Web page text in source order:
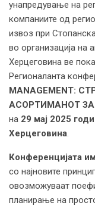
унапредување на
компаниите од
извоз при
во организација на
Херцеговина ве
Регионаланта
MANAGEMENT:
АСОРТИМАНОТ
на 29 мај 2025
Херцеговина.
Конференцијата
со најновите
овозможуваат
планирање на